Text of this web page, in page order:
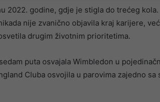
2022. godine, gdje je stigla do trećeg kola.
nije zvanično objavila kraj karijere,
drugim životnim prioritetima.
puta osvajala Wimbledon u
Cluba osvojila u parovima zajedno sa